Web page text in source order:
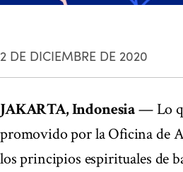
2 DE DICIEMBRE DE 2020
JAKARTA, Indonesia— Lo
promovido por la Oficina de
los principios espirituales de